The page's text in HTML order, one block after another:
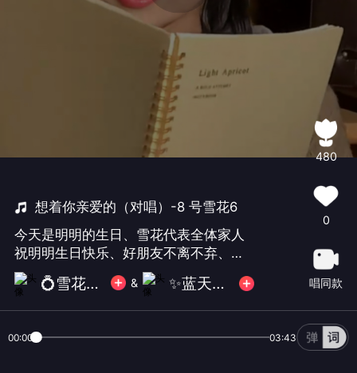
想着你亲爱的（对唱）-8 号雪花6
今天是明明的生日、雪花代表全体家人
祝明明生日快乐、好朋友不离不弃、等
你回来、👑👑👑👑🎂🎂🎂🎂💍这是我与
如风的合唱、男生歌非常棒、感恩有你
的陪伴🌹🌹🌹🌹
💍雪花为你随缘 & ✨蓝天~如风✨
480
0
唱同款
00:00 03:43